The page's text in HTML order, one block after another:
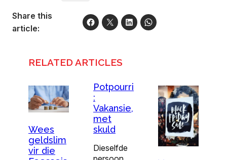
Share this
article:
RELATED ARTICLES
Wees
geldslim
vir die
Potpourri
:
Vakansie,
met
skuld
Dieselfde